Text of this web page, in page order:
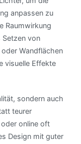
anpassen zu
Raumwirkung
Setzen von
Wandflächen
visuelle Effekte
sondern auch
teurer
online oft
Design mit guter